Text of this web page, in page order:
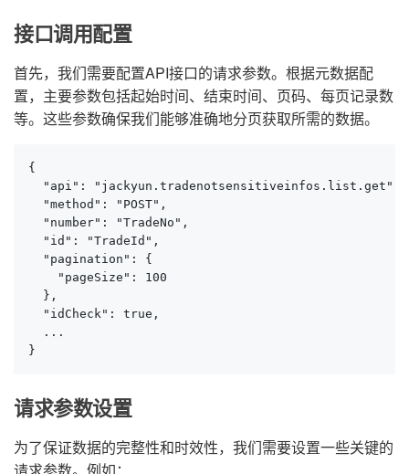
接口调用配置
首先，我们需要配置API接口的请求参数。根据元数据配
置，主要参数包括起始时间、结束时间、页码、每页记录数
等。这些参数确保我们能够准确地分页获取所需的数据。
{
  "api": "jackyun.tradenotsensitiveinfos.list.get",
  "method": "POST",
  "number": "TradeNo",
  "id": "TradeId",
  "pagination": {
    "pageSize": 100
  },
  "idCheck": true,
  ...
}
请求参数设置
为了保证数据的完整性和时效性，我们需要设置一些关键的